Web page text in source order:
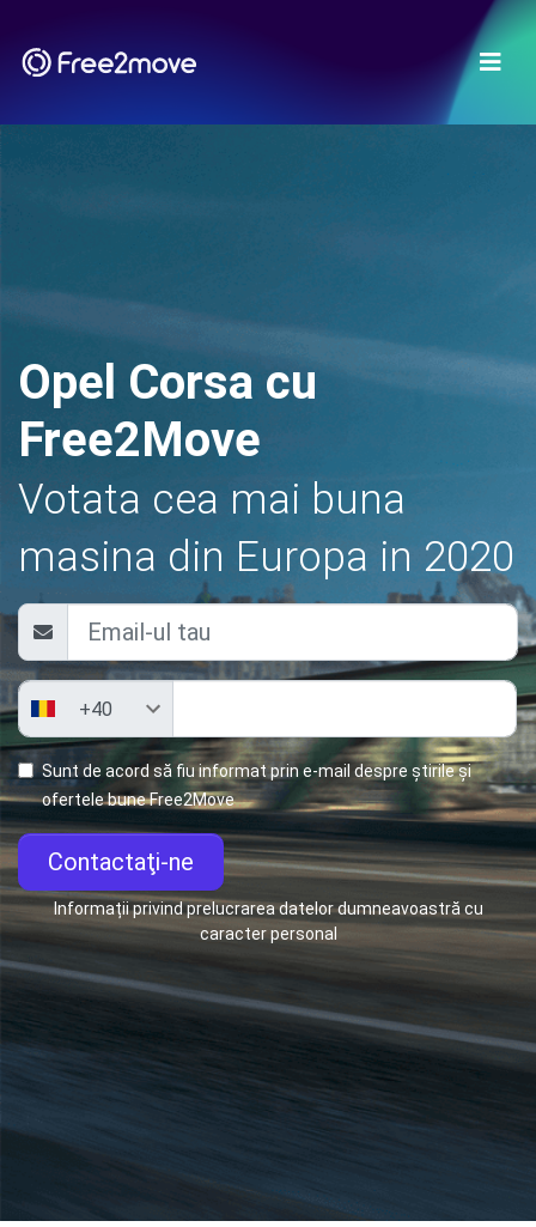
Opel Corsa cu
Free2Move
Votata cea mai buna
masina din Europa in 2020
Sunt de acord să fiu informat prin e-mail despre știrile și
ofertele bune Free2Move
Contactaţi-ne
Informații privind prelucrarea datelor dumneavoastră cu
caracter personal